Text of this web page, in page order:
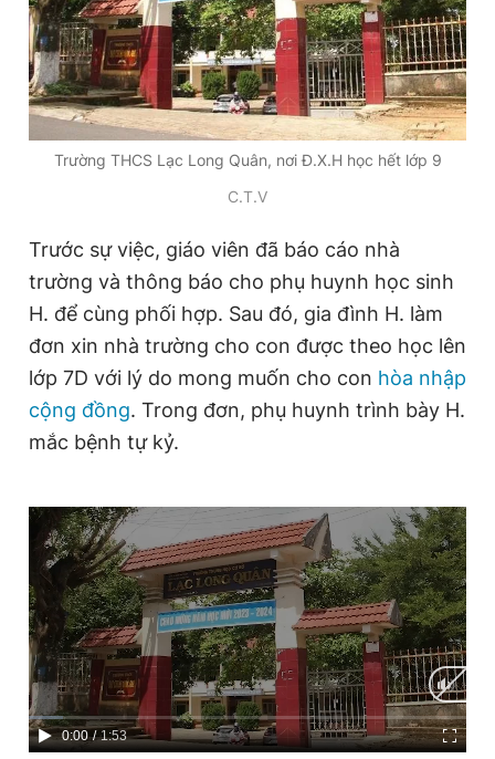
Trường THCS Lạc Long Quân, nơi Đ.X.H học hết lớp 9
C.T.V
Trước sự việc, giáo viên đã báo cáo nhà
trường và thông báo cho phụ huynh học sinh
H. để cùng phối hợp. Sau đó, gia đình H. làm
đơn xin nhà trường cho con được theo học lên
lớp 7D với lý do mong muốn cho con hòa nhập
cộng đồng. Trong đơn, phụ huynh trình bày H.
mắc bệnh tự kỷ.
C
0:00 / D
1:53